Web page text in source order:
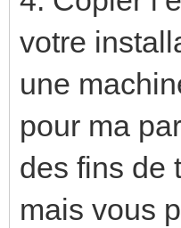
votre
une
pour ma
des fins de
mais vous